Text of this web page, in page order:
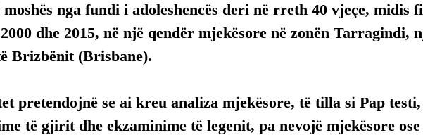
moshës nga fundi i adoleshencës deri në rreth 40 vjeçe, midis
dhe 2015, në një qendër mjekësore në zonën Tarragindi,
Brizbënit (Brisbane).
pretendojnë se ai kreu analiza mjekësore, të tilla si Pap testi,
të gjirit dhe ekzaminime të legenit, pa nevojë mjekësore ose